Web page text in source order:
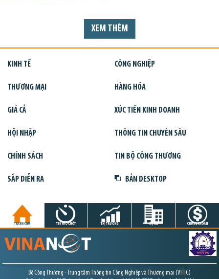
XEM THÊM
KINH TẾ CÔNG NGHIỆP
THƯƠNG MẠI HÀNG HÓA
GIÁ CẢ XÚC TIẾN KINH DOANH
HỘI NHẬP THÔNG TIN CHUYÊN SÂU
CHÍNH SÁCH TIN BỘ CÔNG THƯƠNG
SẮP DIỄN RA BẢN DESKTOP
TRANG CHỦ TIN GIỜ CHÓT THỊ TRƯỜNG DỰ ÁN CHỨNG KHOÁN
Bộ Công Thương - Trung tâm Thông tin Công Nghiệp và Thương mại (VITIC)